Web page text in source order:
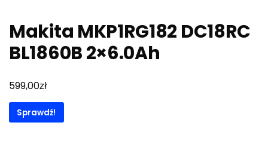
Makita MKP1RG182 DC18RC
BL1860B 2×6.0Ah
599,00zł
Sprawdź!